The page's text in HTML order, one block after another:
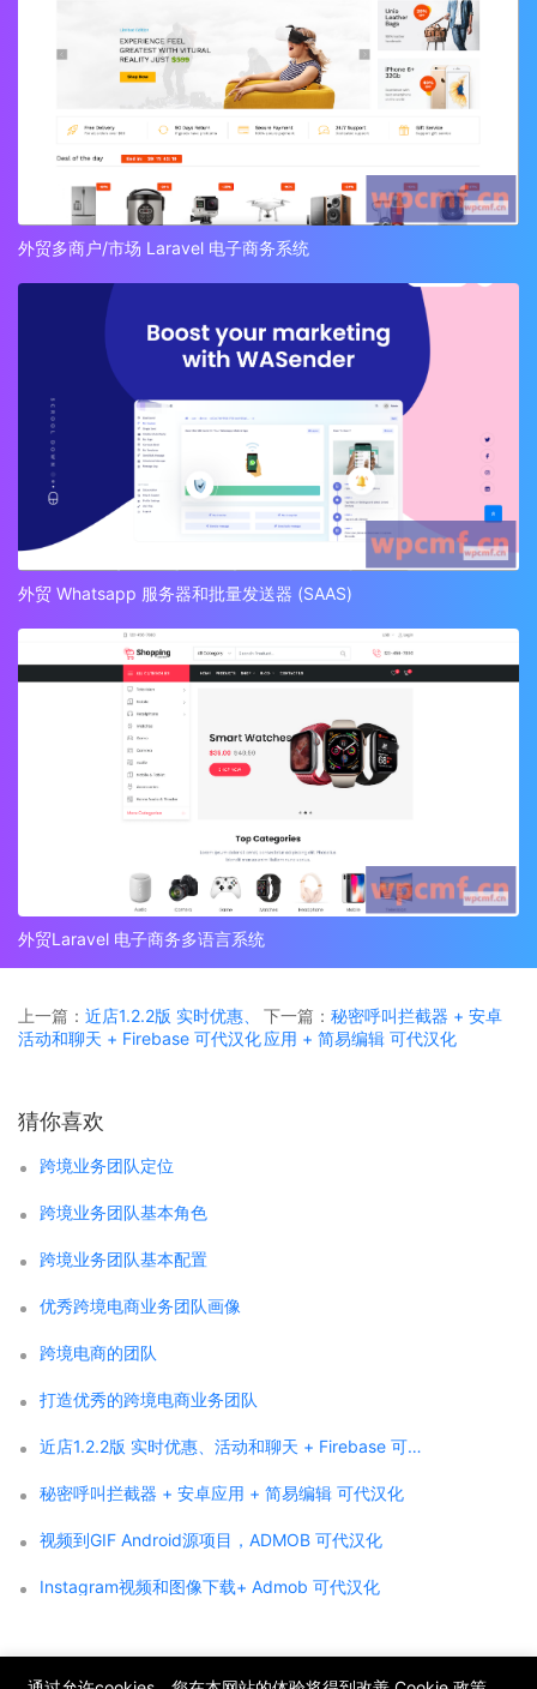
外贸多商户/市场 Laravel 电子商务系统
外贸 Whatsapp 服务器和批量发送器 (SAAS)
外贸Laravel 电子商务多语言系统
上一篇： 近店1.2.2版 实时优惠、
活动和聊天 + Firebase 可代汉化
下一篇： 秘密呼叫拦截器 + 安卓
应用 + 简易编辑 可代汉化
猜你喜欢
跨境业务团队定位
跨境业务团队基本角色
跨境业务团队基本配置
优秀跨境电商业务团队画像
跨境电商的团队
打造优秀的跨境电商业务团队
近店1.2.2版 实时优惠、活动和聊天 + Firebase 可代汉化
秘密呼叫拦截器 + 安卓应用 + 简易编辑 可代汉化
视频到GIF Android源项目，ADMOB 可代汉化
Instagram视频和图像下载+ Admob 可代汉化